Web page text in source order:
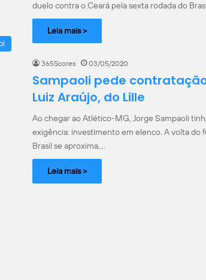
duelo contra o Ceará pela sexta rodada do
Leia mais >
365Scores 03/05/2020
Sampaoli pede
Luiz Araújo, do Lille
Ao chegar ao Atlético-MG, Jorge Sampaoli
exigência: investimento em elenco. A volta do
Brasil se aproxima,…
Leia mais >